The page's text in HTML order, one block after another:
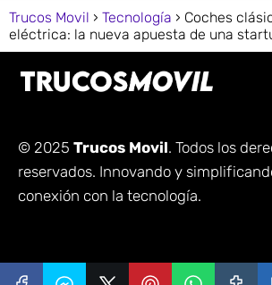
Trucos Movil Tecnología
Coches
eléctrica: la nueva apuesta de una
© 2025 Trucos Movil. Todos los
reservados. Innovando y
conexión con la tecnología.